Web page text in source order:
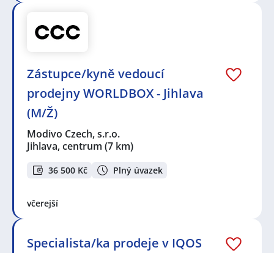
Zástupce/kyně vedoucí
prodejny WORLDBOX - Jihlava
(M/Ž)
Modivo Czech, s.r.o.
Jihlava, centrum (7 km)
36 500 Kč Plný úvazek
včerejší
Specialista/ka prodeje v IQOS